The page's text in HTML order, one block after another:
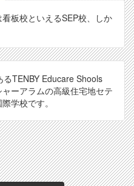
板校といえるSEP校、しか
TENBY Educare Shools
ーアラムの高級住宅地セテ
学校です。